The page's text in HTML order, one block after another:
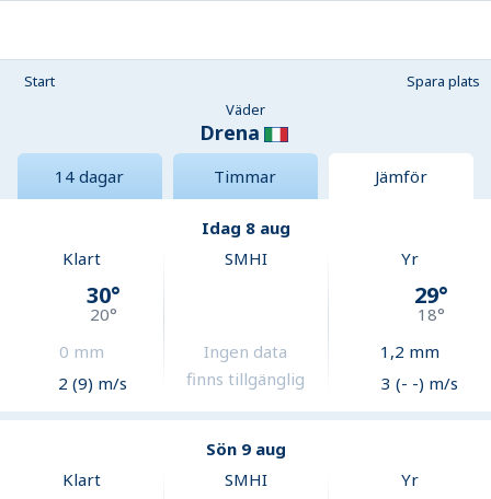
Start
Spara plats
Väder
Drena
14 dagar Timmar Jämför
Idag 8 aug
Klart
30°
20°
0 mm
2 (9) m/s
SMHI
Ingen data
finns tillgänglig
Yr
29°
18°
1,2 mm
3 (- -) m/s
Sön 9 aug
Klart
SMHI Yr